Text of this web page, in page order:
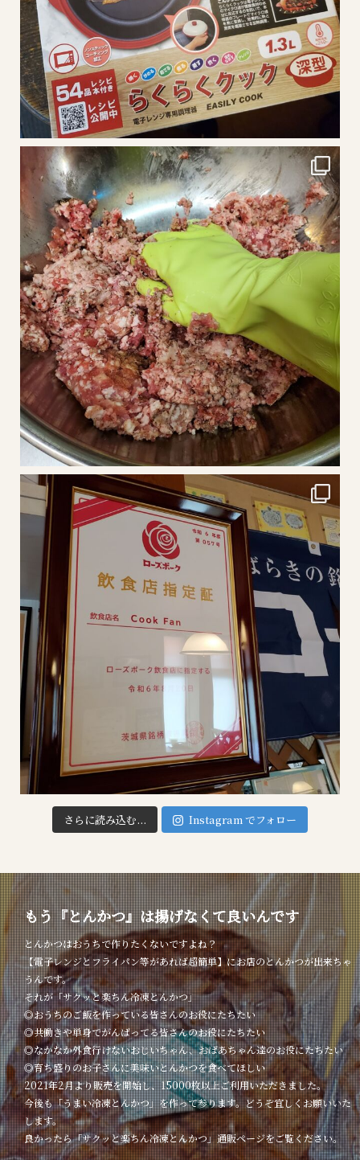
さらに読み込む... Instagram でフォロー
もう『とんかつ』は揚げなくて良いんです
とんかつはおうちで作りたくないですよね？
【電子レンジとフライパン等があれば超簡単】にお店のとんかつが出来ちゃ
うんです。
それが「サクッと楽ちん冷凍とんかつ」
◎おうちのご飯を作っている皆さんのお役にたちたい
◎共働きや単身でがんばってる皆さんのお役にたちたい
◎なかなか外食行けないおじいちゃん、おばあちゃん達のお役にたちたい
◎育ち盛りのお子さんに美味いとんかつを食べてほしい
2021年2月より販売を開始し、15000枚以上ご利用いただきました。
今後も「うまい冷凍とんかつ」を作って参ります。どうぞ宜しくお願いいた
します。
良かったら「サクッと楽ちん冷凍とんかつ」通販ページをご覧ください。